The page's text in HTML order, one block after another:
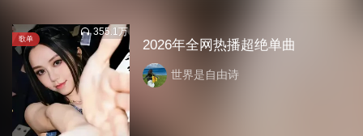
歌单
355.1万
2026年全网热播超绝单曲
世界是自由诗